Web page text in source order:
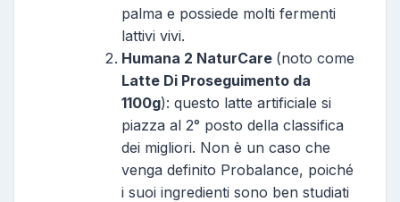
palma e possiede molti fermenti
lattivi vivi.
Humana 2 NaturCare (noto come
Latte Di Proseguimento da
1100g): questo latte artificiale si
piazza al 2° posto della classifica
dei migliori. Non è un caso che
venga definito Probalance, poiché
i suoi ingredienti sono ben studiati